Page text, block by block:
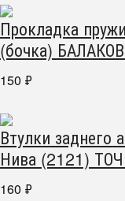
Прокладка
(бочка)
150 ₽
Втулки заднего
Нива (2121)
160 ₽